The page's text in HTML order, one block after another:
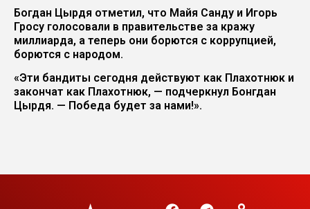
Богдан Цырдя отметил, что Майя Санду и Игорь
Гросу голосовали в правительстве за кражу
миллиарда, а теперь они борются с коррупцией,
борются с народом.
«Эти бандиты сегодня действуют как Плахотнюк и
закончат как Плахотнюк, — подчеркнул Бонгдан
Цырдя. — Победа будет за нами!».